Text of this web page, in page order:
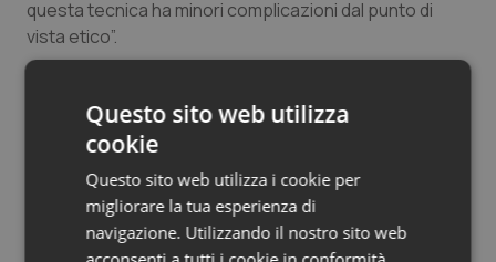
Tumore ovarico
Tumori gastrointestinali
Ulcera & Reflusso
Vaccini
questa tecnica ha minori complicazioni dal punto di
vista etico”.
linee guida sulla legge 40, in gestazione da tempo,
"saranno pronte in autunno". "Il nuovo documento – ha
quanto stabilito dalla sentenza della Corte
Costituzionale e anche in merito all'applicazione del
decreto sulla tracciabilità di tessuti e cellule
Questo sito web utilizza
cookie
Questo sito web utilizza i cookie per
migliorare la tua esperienza di
navigazione. Utilizzando il nostro sito web